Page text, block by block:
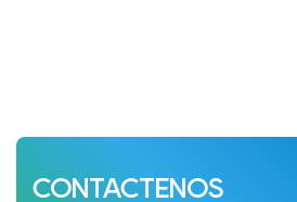
CONTÁCTENOS